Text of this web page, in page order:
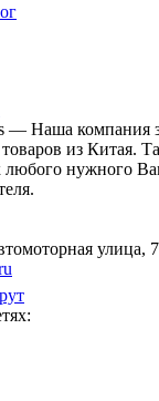
— Наша компания
из Китая.
любого нужного
улица, 7